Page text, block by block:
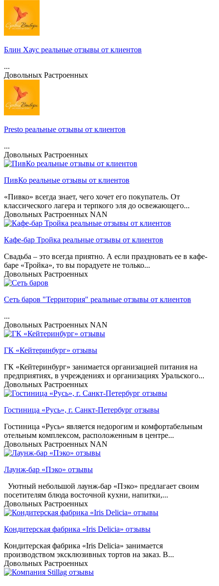
Блин Хаус реальные отзывы от клиентов
...
Довольных Растроенных
Presto реальные отзывы от клиентов
...
Довольных Растроенных
ПивКо реальные отзывы от клиентов
«Пивко» всегда знает, чего хочет его покупатель. От
классического лагера и терпкого эля до освежающего...
Довольных Растроенных NAN
Кафе-бар Тройка реальные отзывы от клиентов
Свадьба – это всегда приятно. А если праздновать ее в кафе-
баре «Тройка», то вы порадуете не только...
Довольных Растроенных
Сеть баров "Территория" реальные отзывы от клиентов
...
Довольных Растроенных NAN
ГК «Кейтеринбург» отзывы
ГК «Кейтеринбург» занимается организацией питания на
предприятиях, в учреждениях и организациях Уральского...
Довольных Растроенных
Гостиница «Русь», г. Санкт-Петербург отзывы
Гостиница «Русь» является недорогим и комфортабельным
отельным комплексом, расположенным в центре...
Довольных Растроенных NAN
Лаунж-бар «Пэко» отзывы
Уютный небольшой лаунж-бар «Пэко» предлагает своим
посетителям блюда восточной кухни, напитки,...
Довольных Растроенных
Кондитерская фабрика «Iris Delicia» отзывы
Кондитерская фабрика «Iris Delicia» занимается
производством эксклюзивных тортов на заказ. В...
Довольных Растроенных